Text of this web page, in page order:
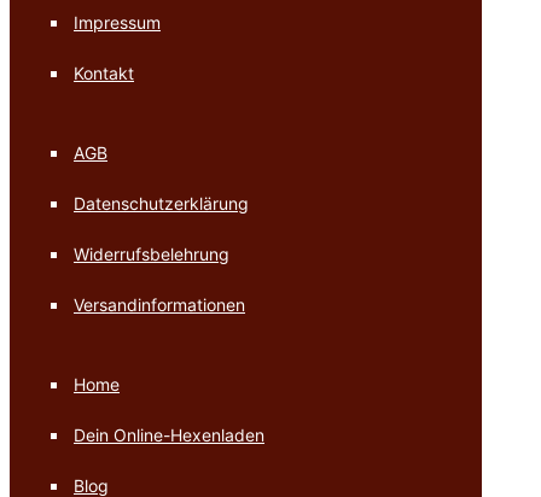
Impressum
Kontakt
AGB
Datenschutzerklärung
Widerrufsbelehrung
Versandinformationen
Home
Dein Online-Hexenladen
Blog